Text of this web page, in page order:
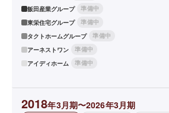
飯田産業グループ
準備中
東栄住宅グループ
準備中
タクトホームグループ
準備中
アーネストワン
準備中
アイディホーム
準備中
2018年3月期〜2026年3月期